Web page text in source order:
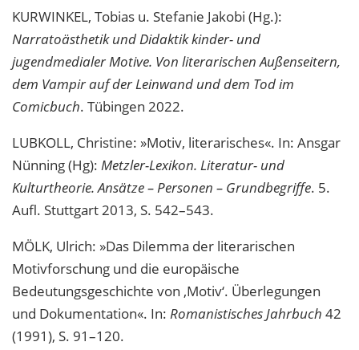
KURWINKEL, Tobias u. Stefanie Jakobi (Hg.):
Narratoästhetik und Didaktik kinder- und
jugendmedialer Motive. Von literarischen Außenseitern,
dem Vampir auf der Leinwand und dem Tod im
Comicbuch. Tübingen 2022.
LUBKOLL, Christine: »Motiv, literarisches«. In: Ansgar
Nünning (Hg): Metzler-Lexikon. Literatur- und
Kulturtheorie. Ansätze – Personen – Grundbegriffe. 5.
Aufl. Stuttgart 2013, S. 542–543.
MÖLK, Ulrich: »Das Dilemma der literarischen
Motivforschung und die europäische
Bedeutungsgeschichte von ‚Motiv‘. Überlegungen
und Dokumentation«. In: Romanistisches Jahrbuch 42
(1991), S. 91–120.